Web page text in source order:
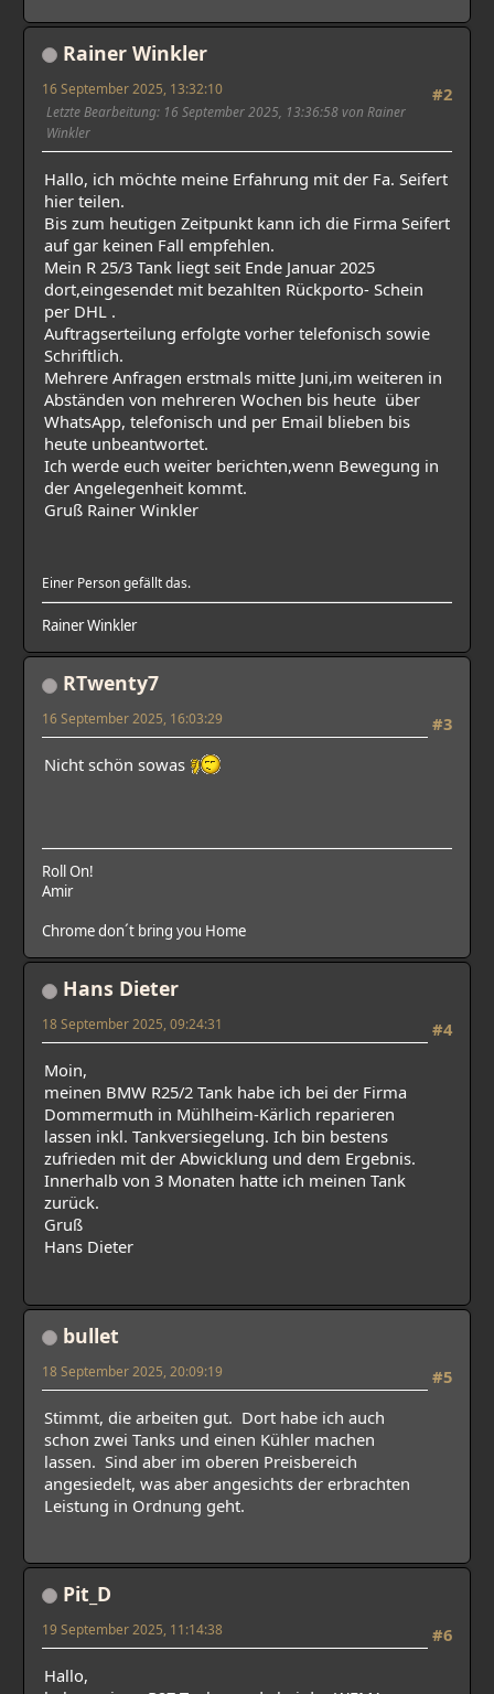
Rainer Winkler
#2
16 September 2025, 13:32:10
Letzte Bearbeitung: 16 September 2025, 13:36:58 von Rainer
Winkler
Hallo, ich möchte meine Erfahrung mit der Fa. Seifert
hier teilen.
Bis zum heutigen Zeitpunkt kann ich die Firma Seifert
auf gar keinen Fall empfehlen.
Mein R 25/3 Tank liegt seit Ende Januar 2025
dort,eingesendet mit bezahlten Rückporto- Schein
per DHL .
Auftragserteilung erfolgte vorher telefonisch sowie
Schriftlich.
Mehrere Anfragen erstmals mitte Juni,im weiteren in
Abständen von mehreren Wochen bis heute über
WhatsApp, telefonisch und per Email blieben bis
heute unbeantwortet.
Ich werde euch weiter berichten,wenn Bewegung in
der Angelegenheit kommt.
Gruß Rainer Winkler
Einer Person gefällt das.
Rainer Winkler
RTwenty7
#3
16 September 2025, 16:03:29
Nicht schön sowas
Roll On!
Amir
Chrome don´t bring you Home
Hans Dieter
#4
18 September 2025, 09:24:31
Moin,
meinen BMW R25/2 Tank habe ich bei der Firma
Dommermuth in Mühlheim-Kärlich reparieren
lassen inkl. Tankversiegelung. Ich bin bestens
zufrieden mit der Abwicklung und dem Ergebnis.
Innerhalb von 3 Monaten hatte ich meinen Tank
zurück.
Gruß
Hans Dieter
bullet
#5
18 September 2025, 20:09:19
Stimmt, die arbeiten gut. Dort habe ich auch
schon zwei Tanks und einen Kühler machen
lassen. Sind aber im oberen Preisbereich
angesiedelt, was aber angesichts der erbrachten
Leistung in Ordnung geht.
Pit_D
#6
19 September 2025, 11:14:38
Hallo,